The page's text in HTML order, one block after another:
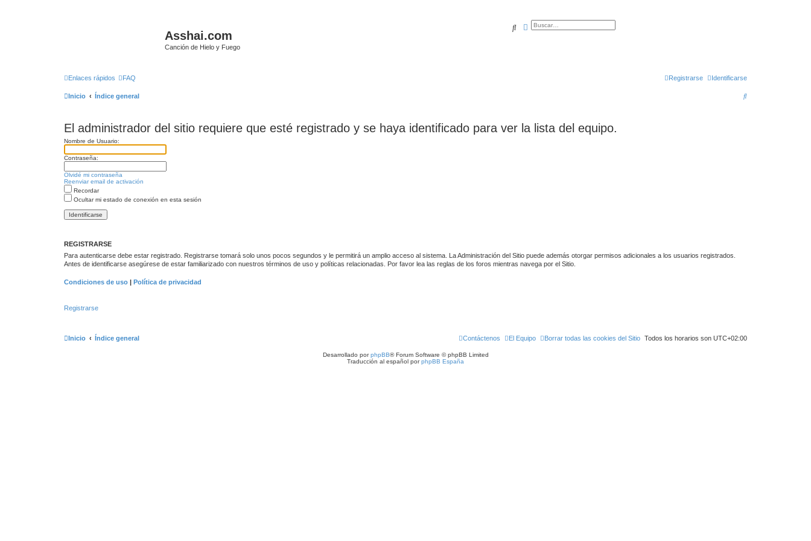
Asshai.com
Canción de Hielo y Fuego
BuscarBúsqueda avanzada
Enlaces rápidos FAQ Identificarse
Registrarse
Inicio Índice general
B
El administrador del sitio requiere que esté registrado y se haya identificado para ver la lista del equipo.
Nombre de Usuario:
Contraseña:
Olvidé mi contraseña
Reenviar email de activación
Recordar
Ocultar mi estado de conexión en esta sesión
REGISTRARSE
Para autenticarse debe estar registrado. Registrarse tomará solo unos pocos segundos y le permitirá un amplio acceso al sistema. La Administración del Sitio puede además otorgar permisos adicionales a los usuarios registrados.
Antes de identificarse asegúrese de estar familiarizado con nuestros términos de uso y políticas relacionadas. Por favor lea las reglas de los foros mientras navega por el Sitio.
Condiciones de uso | Política de privacidad
Registrarse
Inicio Índice general Todos los horarios son UTC+02:00
Borrar todas las cookies del Sitio
El Equipo
Contáctenos
Desarrollado porphpBB® Forum Software © phpBB Limited
Traducción al español porphpBB España